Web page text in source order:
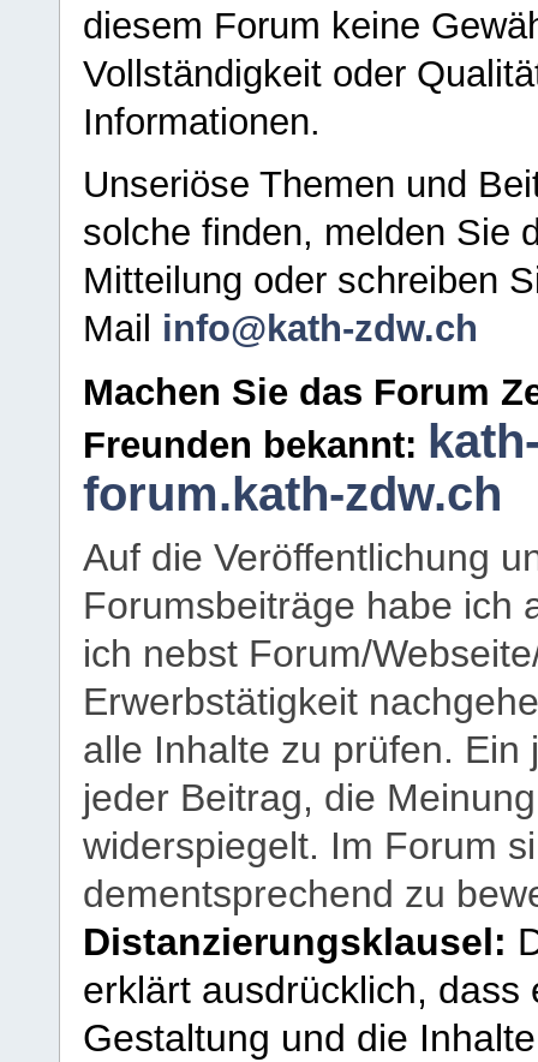
diesem Forum keine
Vollständigkeit oder
Informationen.
Unseriöse Themen und
solche finden, melden Sie
Mitteilung oder schreiben
Mail info@kath-zdw.ch
Machen Sie das Forum
Freunden bekannt:
forum.kath-zdw.ch
Auf die Veröffentlichung
Forumsbeiträge habe ich
ich nebst Forum/
Erwerbstätigkeit
alle Inhalte zu prüfen.
jeder Beitrag, die
widerspiegelt. Im Forum
dementsprechend zu
Distanzierungsklausel:
erklärt ausdrücklich,
Gestaltung und die